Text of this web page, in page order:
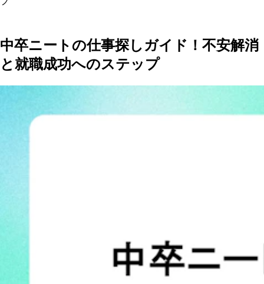
中卒ニートの仕事探しガイド！不安解消
と就職成功へのステップ